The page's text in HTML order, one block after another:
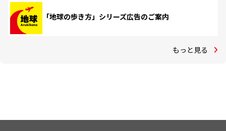
「地球の歩き方」シリーズ広告のご案内
もっと見る